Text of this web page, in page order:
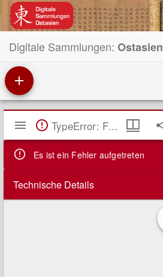
Digitale Sammlungen: Ostasien
Mirador
Viewer TypeError: Failed to fetch
Es ist ein Fehler aufgetreten
Technische Details